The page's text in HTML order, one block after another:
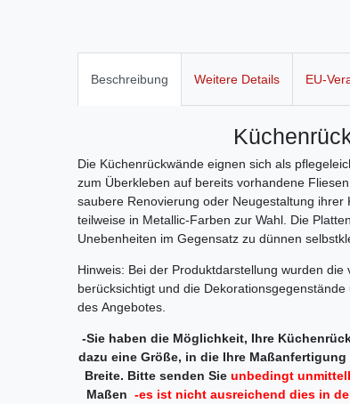
Beschreibung Weitere Details EU-
Die Küchenrückwände eignen sich als
zum Überkleben auf bereits vorhandene
saubere Renovierung oder Neugestaltung
teilweise in Metallic-Farben zur Wahl. Die
Unebenheiten im Gegensatz zu dünnen
Hinweis: Bei der Produktdarstellung wurden
berücksichtigt und die
des Angebotes.
-Sie haben die Möglichkeit, Ihre
dazu eine Größe, in die Ihre
Breite. Bitte senden Sie unbedingt
Maßen -es ist nicht ausreichend dies in